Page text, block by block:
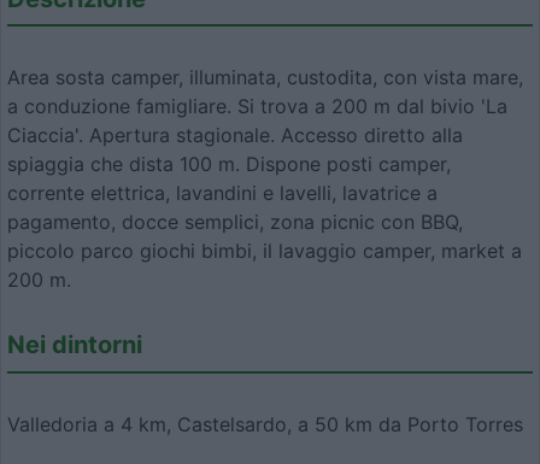
Area sosta camper, illuminata, custodita, con vista mare,
a conduzione famigliare. Si trova a 200 m dal bivio 'La
Ciaccia'. Apertura stagionale. Accesso diretto alla
spiaggia che dista 100 m. Dispone posti camper,
corrente elettrica, lavandini e lavelli, lavatrice a
pagamento, docce semplici, zona picnic con BBQ,
piccolo parco giochi bimbi, il lavaggio camper, market a
200 m.
Nei dintorni
Valledoria a 4 km, Castelsardo, a 50 km da Porto Torres